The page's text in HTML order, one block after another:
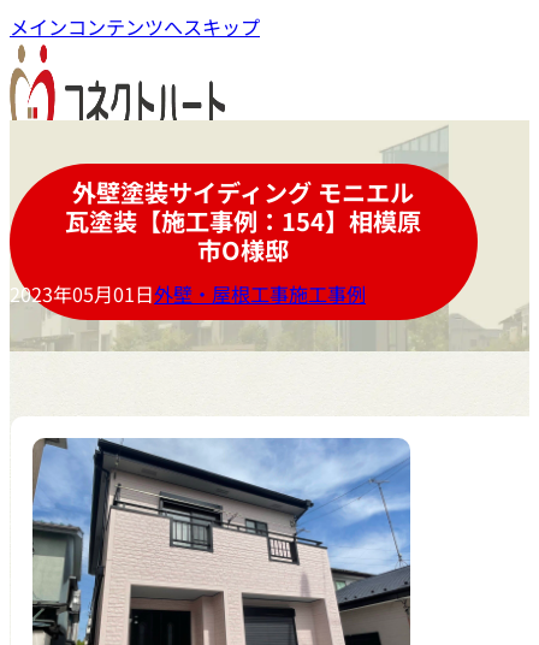
メインコンテンツへスキップ
外壁塗装サイディング モニエル
瓦塗装【施工事例：154】相模原
市O様邸
2023年05月01日外壁・屋根工事施工事例